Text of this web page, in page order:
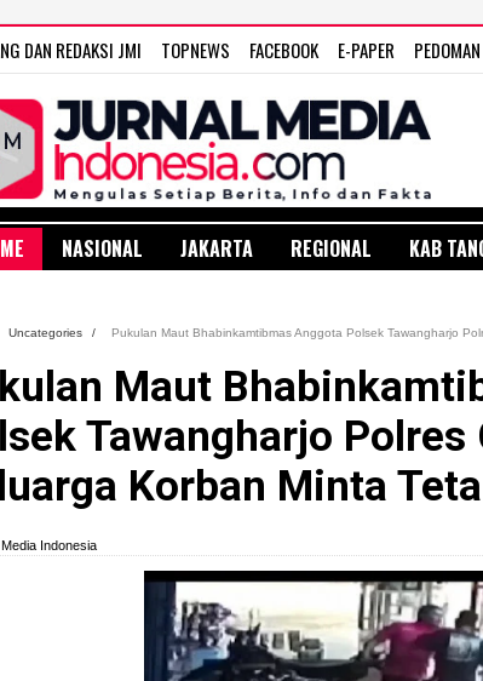
DAN REDAKSI JMI TOPNEWS FACEBOOK E-PAPER
NASIONAL JAKARTA REGIONAL KAB
Uncategories / Pukulan Maut Bhabinkamtibmas Anggota Polsek Tawangharjo
Maut
Tawangharjo Polres
Korban Minta
Indonesia